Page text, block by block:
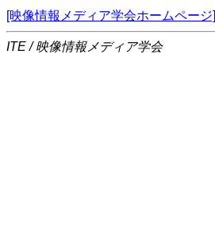
[映像情報メディア学会ホームページ]
ITE / 映像情報メディア学会